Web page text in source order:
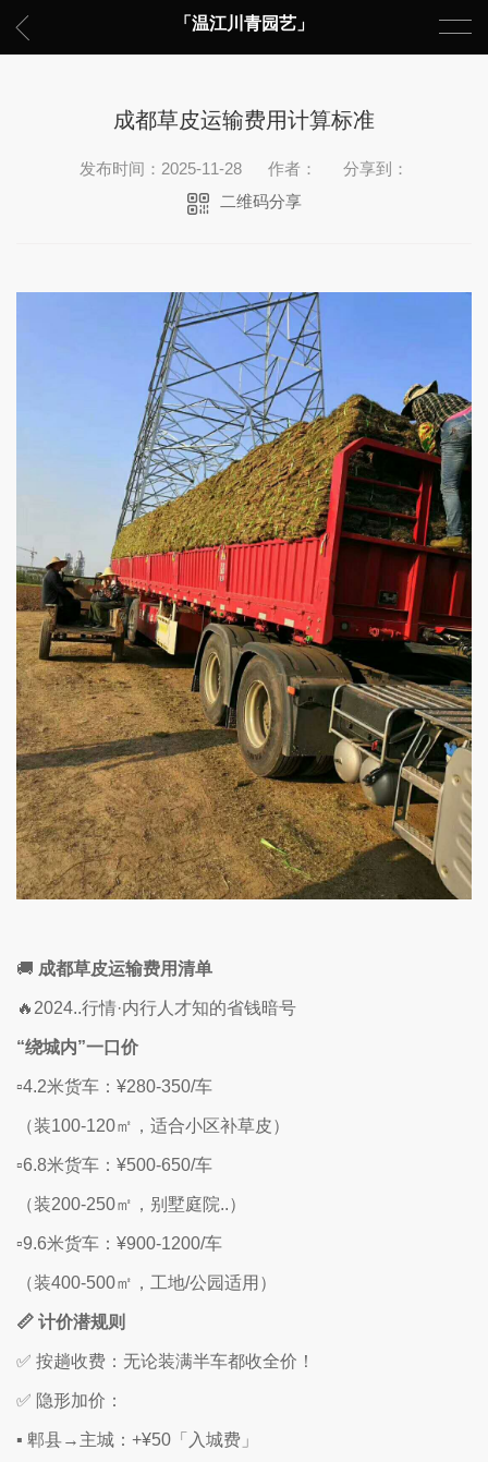
「温江川青园艺」
成都草皮运输费用计算标准
发布时间：2025-11-28 作者：
分享到：
二维码分享
🚚 成都草皮运输费用清单
🔥2024..行情·内行人才知的省钱暗号
“绕城内”一口价
▫️4.2米货车：¥280-350/车
（装100-120㎡，适合小区补草皮）
▫️6.8米货车：¥500-650/车
（装200-250㎡，别墅庭院..）
▫️9.6米货车：¥900-1200/车
（装400-500㎡，工地/公园适用）
📏 计价潜规则
✅ 按趟收费：无论装满半车都收全价！
✅ 隐形加价：
▪️ 郫县→主城：+¥50「入城费」